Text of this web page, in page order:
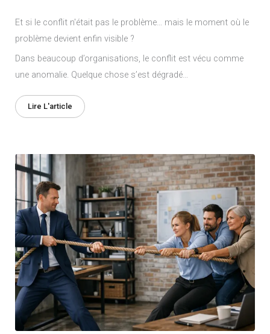
Et si le conflit n'était pas le problème… mais le moment où le
problème devient enfin visible ?
Dans beaucoup d’organisations, le conflit est vécu comme
une anomalie. Quelque chose s’est dégradé…
Lire L'article